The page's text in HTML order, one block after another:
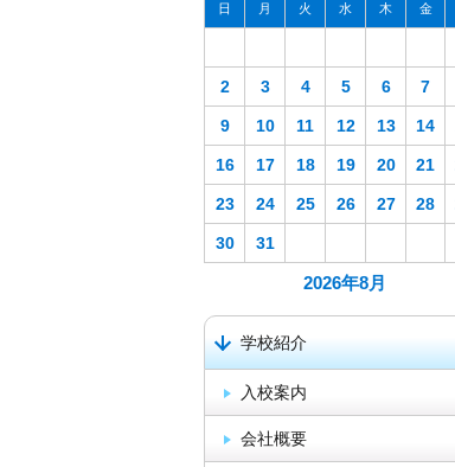
日 月 火 水 木 金
2 3 4 5 6 7
9 10 11 12 13 14
16 17 18 19 20 21
23 24 25 26 27 28
30 31
2026年8月
学校紹介
入校案内
会社概要